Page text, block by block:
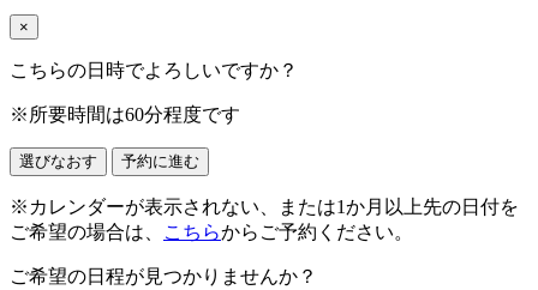
×
こちらの日時でよろしいですか？
※所要時間は60分程度です
選びなおす 予約に進む
※カレンダーが表示されない、または1か月以上先の日付を
ご希望の場合は、
こちらからご予約ください。
ご希望の日程が見つかりませんか？